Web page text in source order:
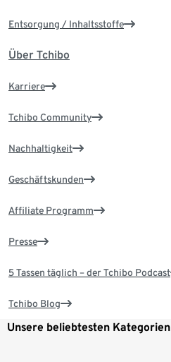
Entsorgung / Inhaltsstoffe
Über Tchibo
Karriere
Tchibo Community
Nachhaltigkeit
Geschäftskunden
Affiliate Programm
Presse
5 Tassen täglich – der Tchibo Podcast
Tchibo Blog
Unsere beliebtesten Kategorien